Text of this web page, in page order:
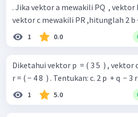
. Jika vektor a mewakili PQ ​ , vektor
vektor c mewakili PR ,hitunglah 2 b
1 0.0
Diketahui vektor p ​ = ( 3 5 ​ ) , vektor
r = ( − 4 8 ​ ) . Tentukan: c. 2 p ​ + q ​ − 3 r
1 5.0